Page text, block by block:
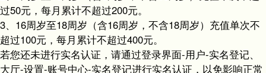
过50元，每月累计不超过200元。
3、16周岁至18周岁（含16周岁，不含18周岁）充值单次不
超过100元，每月累计不超过400元。
若您还未进行实名认证，请通过登录界面-用户-实名登记、
大厅-设置-账号中心-实名登记进行实名认证，以免影响正常